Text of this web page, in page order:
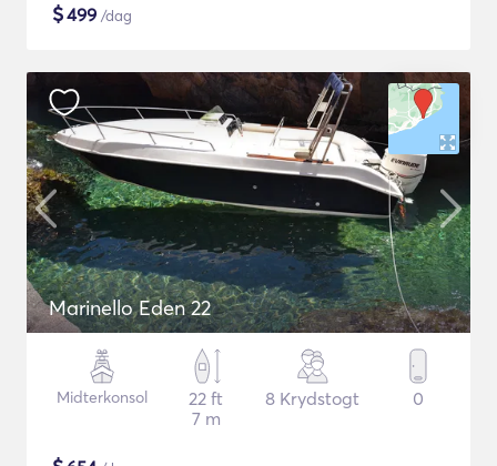
$499 /dag
Marinello Eden 22
Midterkonsol
22 ft
7 m
8 Krydstogt 0